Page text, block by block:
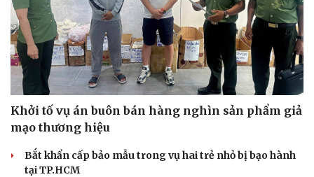
Nam khoa
Làm đẹp - giảm cân
Phòng mạch online
Ăn sạch sống khỏe
Khởi tố vụ án buôn bán hàng nghìn sản phẩm giả
mạo thương hiệu
Bắt khẩn cấp bảo mẫu trong vụ hai trẻ nhỏ bị bạo hành
tại TP.HCM